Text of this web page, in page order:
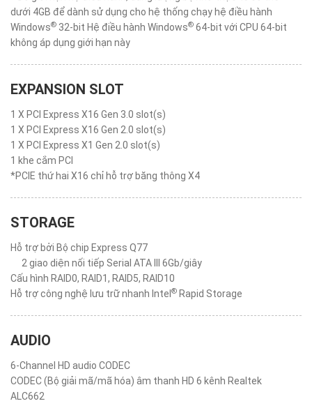
dưới 4GB để dành sử dụng cho hệ thống chạy hệ điều hành
Windows® 32-bit Hệ điều hành Windows® 64-bit với CPU 64-bit
không áp dụng giới hạn này
EXPANSION SLOT
1 X PCI Express X16 Gen 3.0 slot(s)
1 X PCI Express X16 Gen 2.0 slot(s)
1 X PCI Express X1 Gen 2.0 slot(s)
1 khe cắm PCI
*PCIE thứ hai X16 chỉ hỗ trợ băng thông X4
STORAGE
Hỗ trợ bởi Bộ chip Express Q77
2 giao diện nối tiếp Serial ATA III 6Gb/giây
Cấu hình RAID0, RAID1, RAID5, RAID10
Hỗ trợ công nghệ lưu trữ nhanh Intel ® Rapid Storage
AUDIO
6-Channel HD audio CODEC
CODEC (Bộ giải mã/mã hóa) âm thanh HD 6 kênh Realtek
ALC662